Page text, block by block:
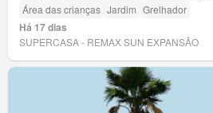
Área das crianças Jardim Grelhador
Há 17 dias
SUPERCASA - REMAX SUN EXPANSÃO